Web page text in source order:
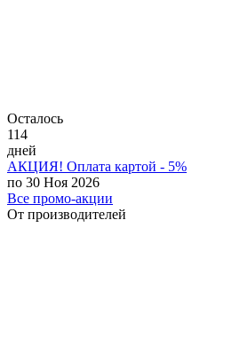
Осталось
114
дней
АКЦИЯ! Оплата картой - 5%
по 30 Ноя 2026
Все промо-акции
От производителей